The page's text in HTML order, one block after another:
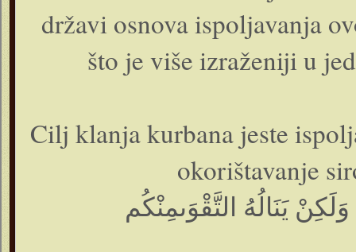
državi osnova ispoljavanja
što je više izraženiji u
Cilj klanja kurbana jeste
okorištavanje
يَنَالُهُ التَّقْوَىمِنْكُم